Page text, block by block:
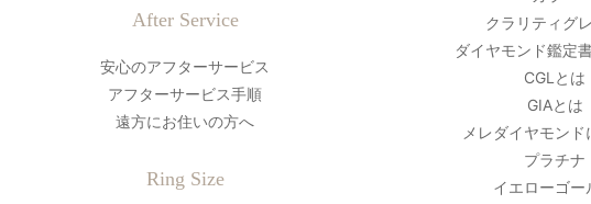
After Service
安心のアフターサービス
アフターサービス手順
遠方にお住いの方へ
Ring Size
クラリティグ
ダイヤモンド鑑定
CGLとは
GIAとは
メレダイヤモンド
プラチナ
イエローゴー